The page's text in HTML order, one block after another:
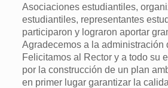
Asociaciones estudiantiles,
estudiantiles, representantes
participaron y lograron aportar
Agradecemos a la administración
Felicitamos al Rector y a todo su
por la construcción de un plan
en primer lugar garantizar la